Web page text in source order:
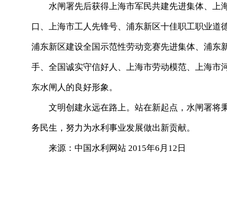
水闸署先后获得上海市军民共建先进集体、上
口、上海市工人先锋号、浦东新区十佳职工职业
浦东新区建设全国示范性劳动竞赛先进集体、浦
手、全国诚实守信好人、上海市劳动模范、上海
东水闸人的良好形象。
文明创建永远在路上。站在新起点，水闸署将
务民生，努力为水利事业发展做出新贡献。
来源：中国水利网站 2015年6月12日